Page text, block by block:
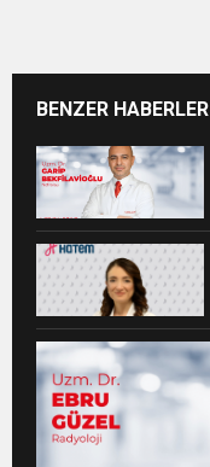
BENZER HABERLER